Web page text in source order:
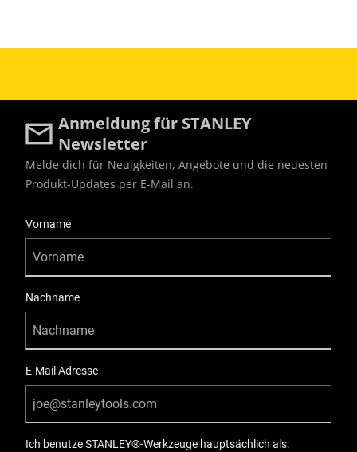
Anmeldung für STANLEY
Newsletter
Melde dich für Neuigkeiten, Angebote und die neuesten
Produkt-Updates per E-Mail an.
Vorname
Nachname
E-Mail Adresse
Ich benutze STANLEY®-Werkzeuge hauptsächlich als: